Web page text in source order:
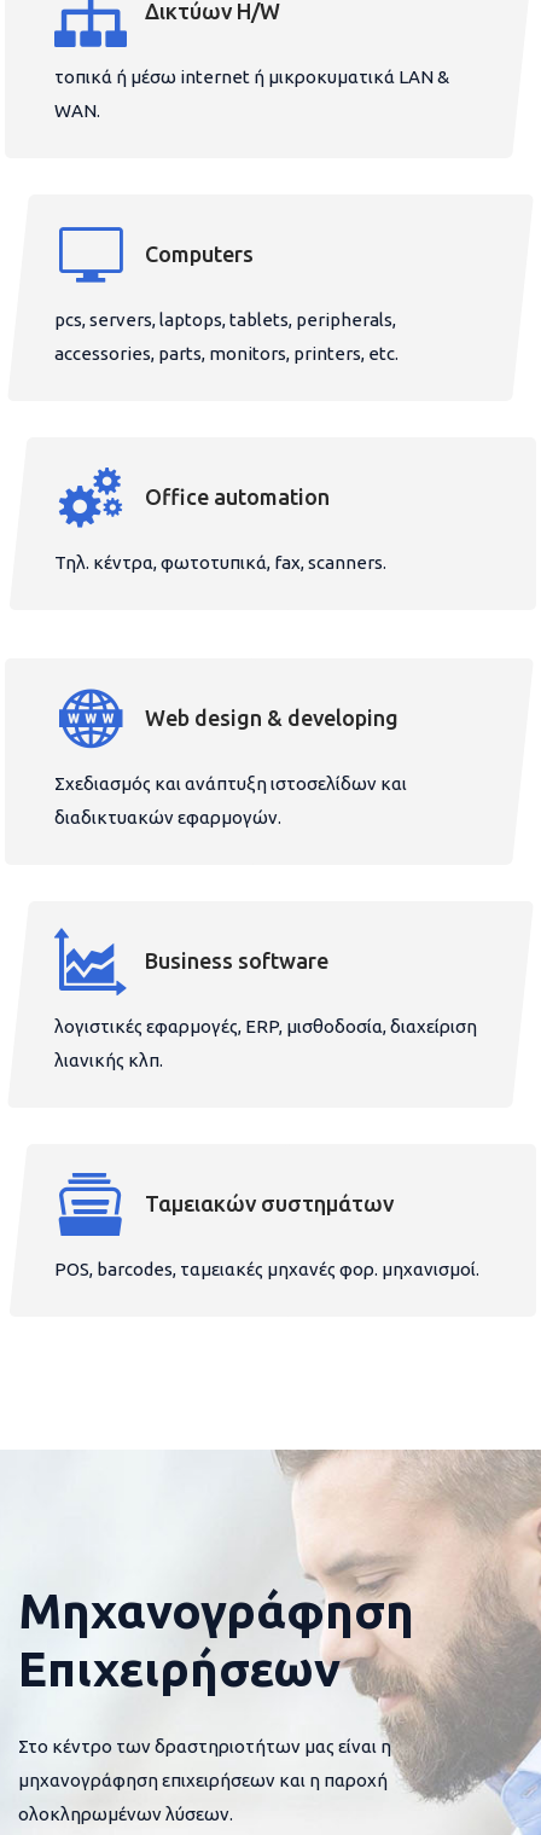
Δικτύων H/W
τοπικά ή μέσω internet ή μικροκυματικά LAN &
WAN.
Computers
pcs, servers, laptops, tablets, peripherals,
accessories, parts, monitors, printers, etc.
Office automation
Τηλ. κέντρα, φωτοτυπικά, fax, scanners.
Web design & developing
Σχεδιασμός και ανάπτυξη ιστοσελίδων και
διαδικτυακών εφαρμογών.
Business software
λογιστικές εφαρμογές, ERP, μισθοδοσία, διαχείριση
λιανικής κλπ.
Ταμειακών συστημάτων
POS, barcodes, ταμειακές μηχανές φορ. μηχανισμοί.
Μηχανογράφηση
Επιχειρήσεων
Στο κέντρο των δραστηριοτήτων μας είναι η
μηχανογράφηση επιχειρήσεων και η παροχή
ολοκληρωμένων λύσεων.